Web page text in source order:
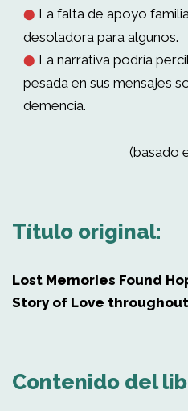
⬤ La falta de apoyo
desoladora para algunos.
⬤ La narrativa podría
pesada en sus mensajes
demencia.
(basado
Título original:
Lost Memories Found
Story of Love
Contenido del